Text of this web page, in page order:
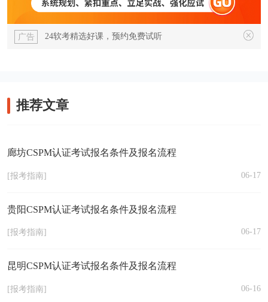
广告 24软考精选好课，预约免费试听
推荐文章
廊坊CSPM认证考试报名条件及报名流程
[报考指南] 06-17
贵阳CSPM认证考试报名条件及报名流程
[报考指南] 06-17
昆明CSPM认证考试报名条件及报名流程
[报考指南] 06-16